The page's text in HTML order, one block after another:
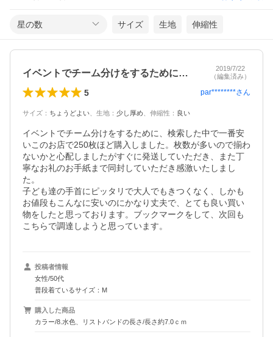
星の数 サイズ 生地 伸縮性
イベントでチーム分けをするために、検索…
2019/7/22
（編集済み）
5 par********さん
サイズ ： ちょうどよい 生地 ： 少し厚め 伸縮性 ： 良い
イベントでチーム分けをするために、検索した中で一番安
いこのお店で250枚ほど購入しました。枚数が多いので揃わ
ないかと心配しましたがすぐに発送していただき、また丁
寧なお礼のお手紙まで同封していただき感激いたしまし
た。
子ども達の手首にピッタリで大人でもきつくなく、しかも
お値段もこんなに安いのにかなり丈夫で、とても良い買い
物をしたと思っております。ブックマークをして、次回も
こちらで調達しようと思っています。
投稿者情報
女性/50代
普段着ているサイズ：M
購入した商品
カラー/8.水色、リストバンドの長さ/長さ約7.0ｃｍ